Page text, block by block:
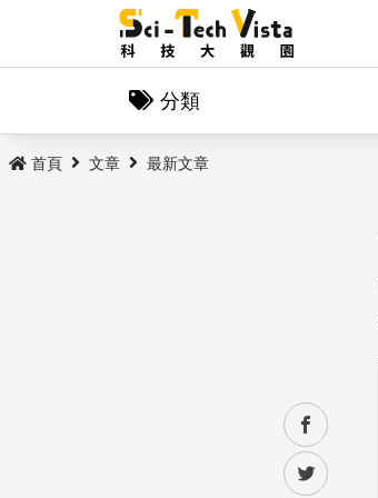
分類
首頁 文章 最新文章
facebook
twitter